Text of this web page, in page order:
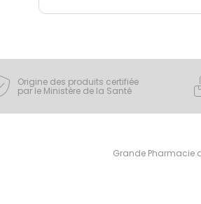
Origine des produits certifiée
par le Ministère de la Santé
Grande Pharmacie